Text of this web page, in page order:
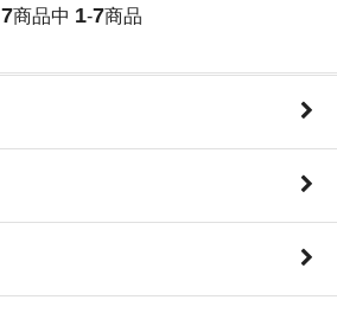
7商品中 1-7商品